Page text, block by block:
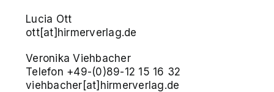
Lucia Ott
ott[at]hirmerverlag.de
Veronika Viehbacher
Telefon +49-(0)89-12 15 16 32
viehbacher[at]hirmerverlag.de